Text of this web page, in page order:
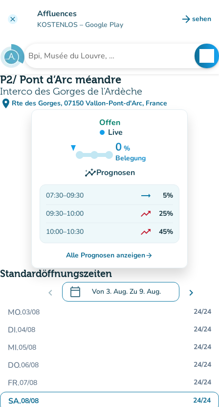
clear Affluences
KOSTENLOS – Google Play arrow_forward sehen
(new
Suche nach einer Einrichtung
P2/ Pont d’Arc méandre
Interco des Gorges de l'Ardèche
place Rte des Gorges, 07150 Vallon-Pont-d'Arc, France
(in Google Maps öffnen)
(new tab)
Offen
Live
0 %
5%
Belegung
insightsPrognosen
07:30–09:30 trending_flat
5%
09:30–10:00 trending_up
25%
10:00–10:30 trending_up
Auf dem Vormarsch
45%
Alle Prognosen anzeigenarrow_forward
Standardöffnungszeiten
chevron_left calendar_today Von 3. Aug. Zu 9. Aug.
.Öffnen Sie den Kalender, um Daten zu
chevron_right
MO.03/08 24/24
DI.04/08 24/24
MI.05/08 24/24
DO.06/08 24/24
FR.07/08 24/24
SA.08/08 24/24